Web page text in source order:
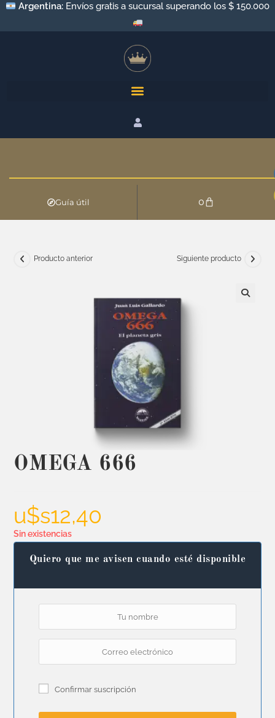
Argentina: Envíos gratis a sucursal superando los $ 150.000
Guía útil 0
Producto anterior Siguiente producto
OMEGA 666
u$s12,40
Sin existencias
Quiero que me avisen cuando esté disponible
Confirmar suscripción